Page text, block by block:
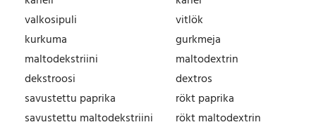
0
g
m
ä
ä
r
ä
valkosipuli
vitlök
kurkuma
gurkmeja
maltodekstriini
maltodextrin
dekstroosi
dextros
savustettu paprika
rökt paprika
savustettu maltodekstriini
rökt maltodextrin